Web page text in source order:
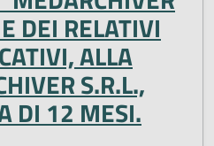
DEI RELATIVI
ALLA
S.R.L.,
DI 12 MESI.